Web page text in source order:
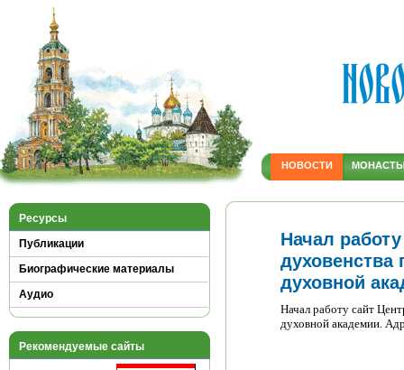
Начал
духовенства
духовной
Начал работу сайт
духовной академии.
НОВОСТИ
Ресурсы
Публикации
Биографические материалы
Аудио
Рекомендуемые сайты